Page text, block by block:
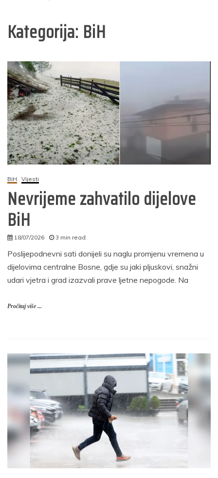
Kategorija: BiH
BiH Vijesti
Nevrijeme zahvatilo dijelove
BiH
18/07/2026
3 min read
Poslijepodnevni sati donijeli su naglu promjenu vremena u
dijelovima centralne Bosne, gdje su jaki pljuskovi, snažni
udari vjetra i grad izazvali prave ljetne nepogode. Na
Pročitaj više ...